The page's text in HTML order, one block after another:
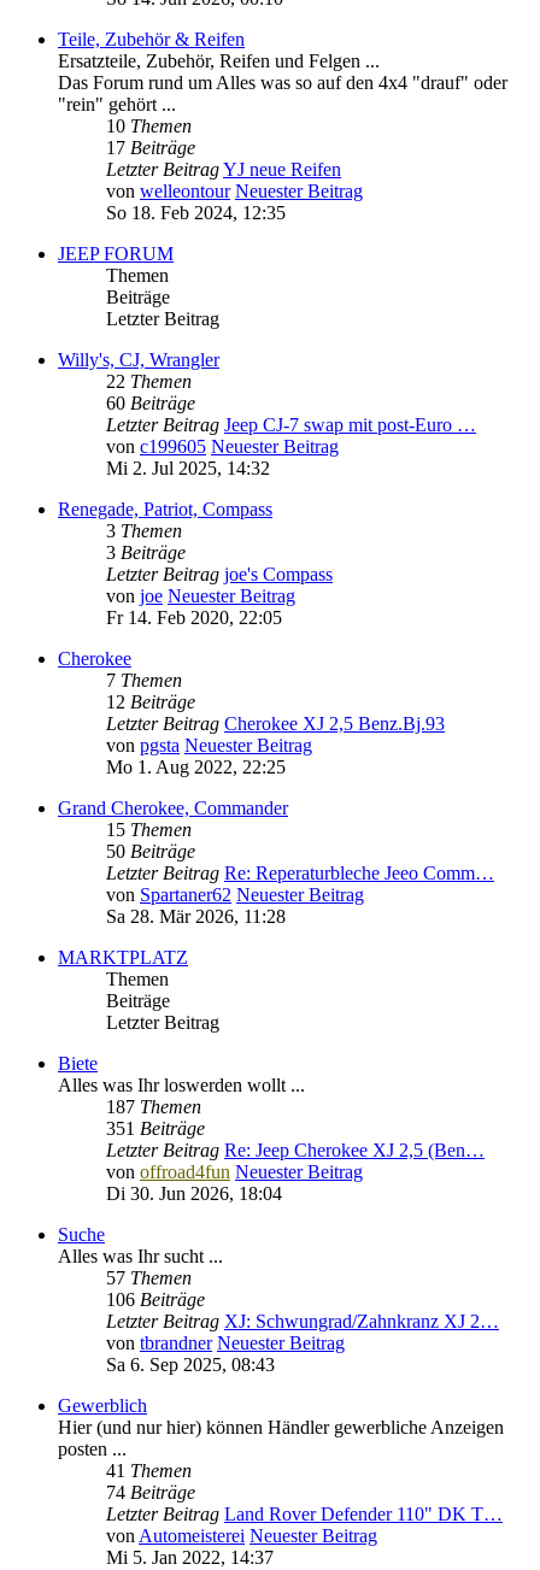
Teile, Zubehör & Reifen
Ersatzteile, Zubehör, Reifen und Felgen ...
Das Forum rund um Alles was so auf den 4x4 "drauf" oder
"rein" gehört ...
10 Themen
17 Beiträge
Letzter BeitragYJ neue Reifen
von welleontour Neuester Beitrag
So 18. Feb 2024, 12:35
JEEP FORUM
Themen
Beiträge
Letzter Beitrag
Willy's, CJ, Wrangler
22 Themen
60 Beiträge
Letzter Beitrag Jeep CJ-7 swap mit post-Euro …
von c199605 Neuester Beitrag
Mi 2. Jul 2025, 14:32
Renegade, Patriot, Compass
3 Themen
3 Beiträge
Letzter Beitrag joe's Compass
von joe Neuester Beitrag
Fr 14. Feb 2020, 22:05
Cherokee
7 Themen
12 Beiträge
Letzter Beitrag Cherokee XJ 2,5 Benz.Bj.93
von pgsta Neuester Beitrag
Mo 1. Aug 2022, 22:25
Grand Cherokee, Commander
15 Themen
50 Beiträge
Letzter Beitrag Re: Reperaturbleche Jeeo Comm…
von Spartaner62 Neuester Beitrag
Sa 28. Mär 2026, 11:28
MARKTPLATZ
Themen
Beiträge
Letzter Beitrag
Biete
Alles was Ihr loswerden wollt ...
187 Themen
351 Beiträge
Letzter Beitrag Re: Jeep Cherokee XJ 2,5 (Ben…
von offroad4fun Neuester Beitrag
Di 30. Jun 2026, 18:04
Suche
Alles was Ihr sucht ...
57 Themen
106 Beiträge
Letzter Beitrag XJ: Schwungrad/Zahnkranz XJ 2…
von tbrandner Neuester Beitrag
Sa 6. Sep 2025, 08:43
Gewerblich
Hier (und nur hier) können Händler gewerbliche Anzeigen
posten ...
41 Themen
74 Beiträge
Letzter Beitrag Land Rover Defender 110" DK T…
vonAutomeisterei Neuester Beitrag
Mi 5. Jan 2022, 14:37